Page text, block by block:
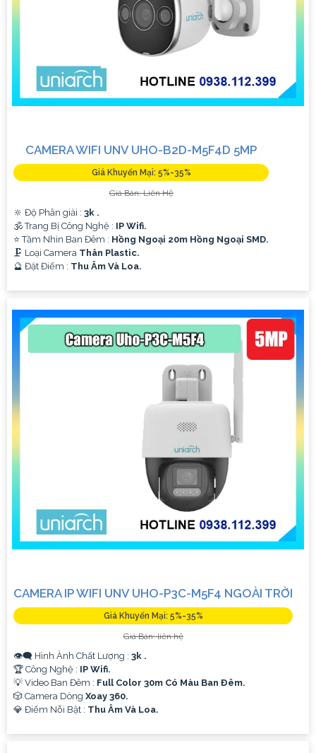
CAMERA WIFI UNV UHO-B2D-M5F4D 5MP
Giá Khuyến Mại: 5%-35%
Giá Bán: Liên Hệ
🔆 Độ Phân giải : 3k .
🕉️ Trang Bị Công Nghệ : IP Wifi.
⭐ Tầm Nhìn Ban Đêm : Hồng Ngoại 20m Hồng Ngoại SMD.
🗜️ Loại Camera Thân Plastic.
️🔮 Đặt Điểm : Thu Âm Và Loa.
CAMERA IP WIFI UNV UHO-P3C-M5F4 NGOÀI TRỜI
Giá Khuyến Mại: 5%-35%
Giá Bán: liên hệ
👁️‍🗨 Hình Ành Chất Lượng : 3k .
🏆 Công Nghệ : IP Wifi.
💡 Video Ban Đêm : Full Color 30m Có Màu Ban Ðêm.
🎲 Camera Dòng Xoay 360.
️💎 Điểm Nỗi Bật : Thu Âm Và Loa.